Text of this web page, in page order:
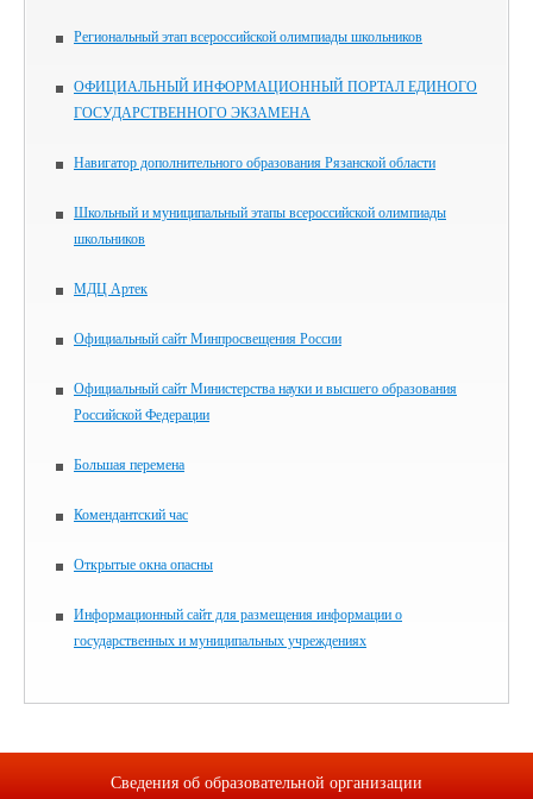
Региональный этап всероссийской олимпиады школьников
ОФИЦИАЛЬНЫЙ ИНФОРМАЦИОННЫЙ ПОРТАЛ ЕДИНОГО
ГОСУДАРСТВЕННОГО ЭКЗАМЕНА
Навигатор дополнительного образования Рязанской области
Школьный и муниципальный этапы всероссийской олимпиады
школьников
МДЦ Артек
Официальный сайт Минпросвещения России
Официальный сайт Министерства науки и высшего образования
Российской Федерации
Большая перемена
Комендантский час
Открытые окна опасны
Информационный сайт для размещения информации о
государственных и муниципальных учреждениях
Сведения об образовательной организации